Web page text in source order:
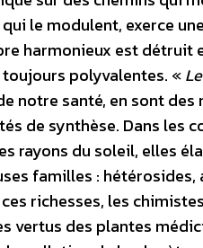
le modulent, exerce
harmonieux est
polyvalentes. «
notre santé, en sont
de synthèse. Dans les
rayons du soleil, elles
familles :
richesses, les
vertus des plantes